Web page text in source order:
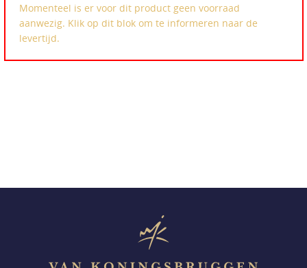
Momenteel is er voor dit product geen voorraad
aanwezig. Klik op dit blok om te informeren naar de
levertijd.